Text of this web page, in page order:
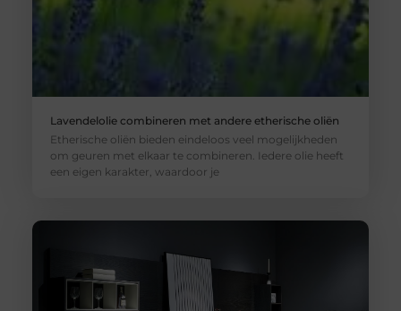
Lavendelolie combineren met andere etherische oliën
Etherische oliën bieden eindeloos veel mogelijkheden
om geuren met elkaar te combineren. Iedere olie heeft
een eigen karakter, waardoor je